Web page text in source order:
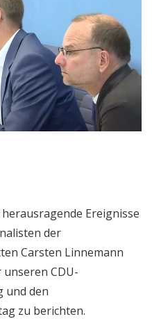
Ereignisse
der
Carsten Linnemann
CDU-
und den
zu berichten.